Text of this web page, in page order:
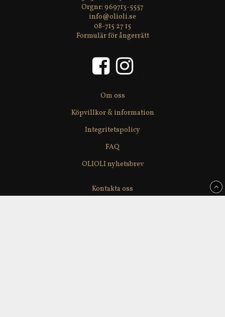
info@olioli.se
08-715 27 15
Formulär för ångerrätt
969713-5557
Om oss
Köpvillkor & information
Integritetspolicy
FAQ
OLIOLI nyhetsbrev
Kontakta oss